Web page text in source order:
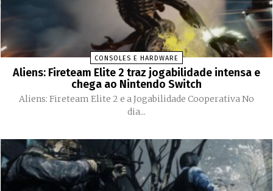
CONSOLES E HARDWARE
Aliens: Fireteam Elite 2 traz jogabilidade intensa e
chega ao Nintendo Switch
Aliens: Fireteam Elite 2 e a Jogabilidade Cooperativa No
dia...